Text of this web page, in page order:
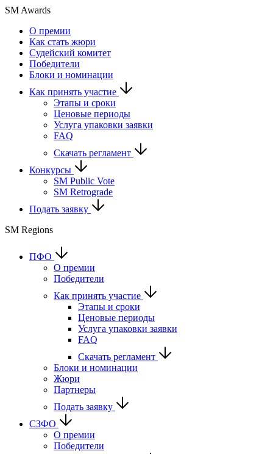
SM Awards
О премии
Как стать жюри
Судейский комитет
Победители
Блоки и номинации
Как принять участие
Этапы и сроки
Ценовые периоды
Услуга упаковки заявки
FAQ
Скачать регламент
Конкурсы
SM Public Vote
SM Retrograde
Подать заявку
SM Regions
ПФО
О премии
Победители
Как принять участие
Этапы и сроки
Ценовые периоды
Услуга упаковки заявки
FAQ
Скачать регламент
Блоки и номинации
Жюри
Партнеры
Подать заявку
СЗФО
О премии
Победители